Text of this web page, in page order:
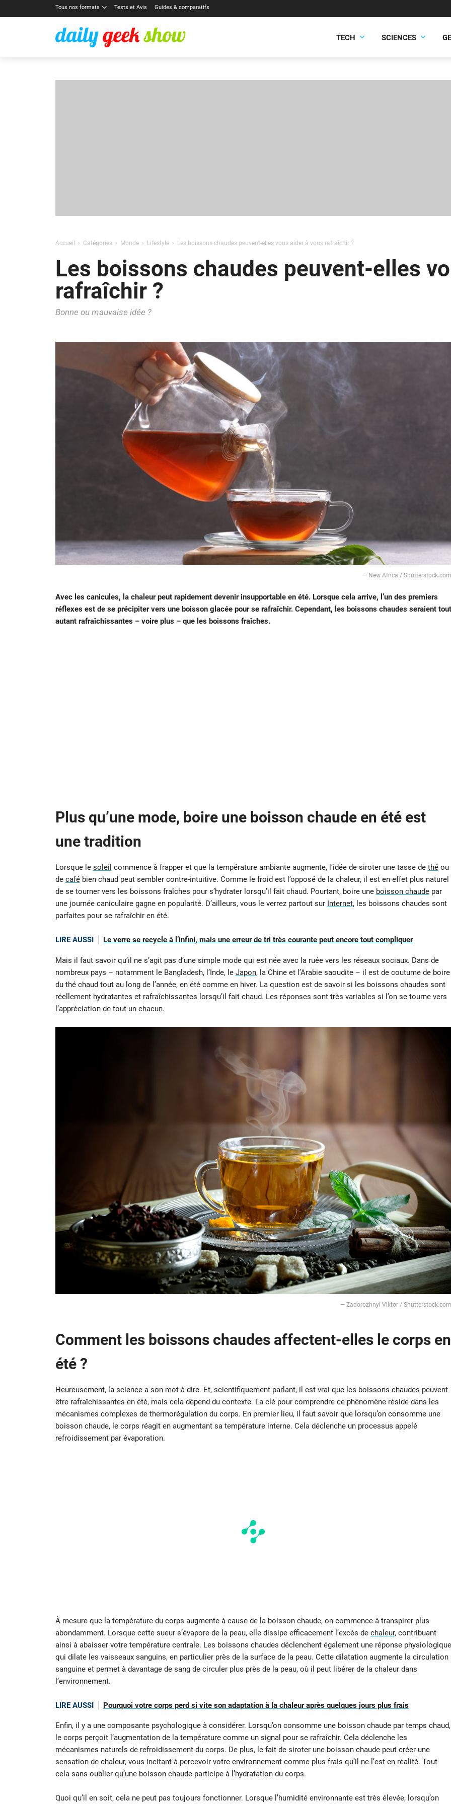
Tous nos formats Tests et Avis Guides & comparatifs
TECH SCIENCES
Accueil Catégories Monde Lifestyle Les boissons chaudes peuvent-elles vous aider à vous rafraîchir ?
Les boissons chaudes peuvent-elles
rafraîchir ?
Bonne ou mauvaise idée ?
— New Africa / Shutterstock.com
Avec les canicules, la chaleur peut rapidement devenir insupportable en été. Lorsque cela arrive, l’un des premiers
réflexes est de se précipiter vers une boisson glacée pour se rafraîchir. Cependant, les boissons chaudes seraient tout
autant rafraîchissantes – voire plus – que les boissons fraîches.
Plus qu’une mode, boire une boisson chaude en été est
une tradition
Lorsque le soleil commence à frapper et que la température ambiante augmente, l’idée de siroter une tasse de théou
de cafébien chaud peut sembler contre-intuitive. Comme le froid est l’opposé de la chaleur, il est en effet plus naturel
de se tourner vers les boissons fraîches pour s’hydrater lorsqu’il fait chaud. Pourtant, boire une boisson chaudepar
une journée caniculaire gagne en popularité. D’ailleurs, vous le verrez partout sur Internet, les boissons chaudes sont
parfaites pour se rafraîchir en été.
LIRE AUSSI Le verre se recycle à l’infini, mais une erreur de tri très courante peut encore tout compliquer
Mais il faut savoir qu’il ne s’agit pas d’une simple mode qui est née avec la ruée vers les réseaux sociaux. Dans de
nombreux pays – notamment le Bangladesh, l’Inde, le Japon, la Chine et l’Arabie saoudite – il est de coutume de boire
du thé chaud tout au long de l’année, en été comme en hiver. La question est de savoir si les boissons chaudes sont
réellement hydratantes et rafraîchissantes lorsqu’il fait chaud. Les réponses sont très variables si l’on se tourne vers
l’appréciation de tout un chacun.
— Zadorozhnyi Viktor / Shutterstock.com
Comment les boissons chaudes affectent-elles le corps en
été ?
Heureusement, la science a son mot à dire. Et, scientifiquement parlant, il est vrai que les boissons chaudes peuvent
être rafraîchissantes en été, mais cela dépend du contexte. La clé pour comprendre ce phénomène réside dans les
mécanismes complexes de thermorégulation du corps. En premier lieu, il faut savoir que lorsqu’on consomme une
boisson chaude, le corps réagit en augmentant sa température interne. Cela déclenche un processus appelé
refroidissement par évaporation.
À mesure que la température du corps augmente à cause de la boisson chaude, on commence à transpirer plus
abondamment. Lorsque cette sueur s’évapore de la peau, elle dissipe efficacement l’excès de chaleur, contribuant
ainsi à abaisser votre température centrale. Les boissons chaudes déclenchent également une réponse physiologique
qui dilate les vaisseaux sanguins, en particulier près de la surface de la peau. Cette dilatation augmente la circulation
sanguine et permet à davantage de sang de circuler plus près de la peau, où il peut libérer de la chaleur dans
l’environnement.
LIRE AUSSI Pourquoi votre corps perd si vite son adaptation à la chaleur après quelques jours plus frais
Enfin, il y a une composante psychologique à considérer. Lorsqu’on consomme une boisson chaude par temps chaud,
le corps perçoit l’augmentation de la température comme un signal pour se rafraîchir. Cela déclenche les
mécanismes naturels de refroidissement du corps. De plus, le fait de siroter une boisson chaude peut créer une
sensation de chaleur, vous incitant à percevoir votre environnement comme plus frais qu’il ne l’est en réalité. Tout
cela sans oublier qu’une boisson chaude participe à l’hydratation du corps.
Quoi qu’il en soit, cela ne peut pas toujours fonctionner. Lorsque l’humidité environnante est très élevée, lorsqu’on